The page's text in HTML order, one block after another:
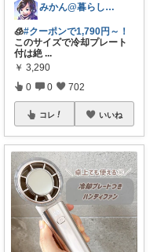
みかん@暮らしのもの／暑さ対策に全力⛱️
🧊#クーポンで1,790円～！
このサイズで冷却プレート
付は絶 ...
￥ 3,290
0 0 702
コレ いいね